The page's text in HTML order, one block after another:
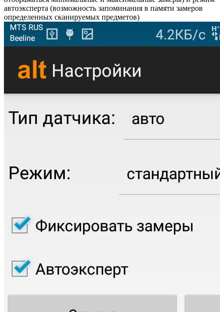
автоэксперта (возможность запоминания в памяти замеров
определенных сканируемых предметов)